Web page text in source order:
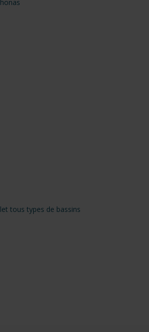
tous types de bassins